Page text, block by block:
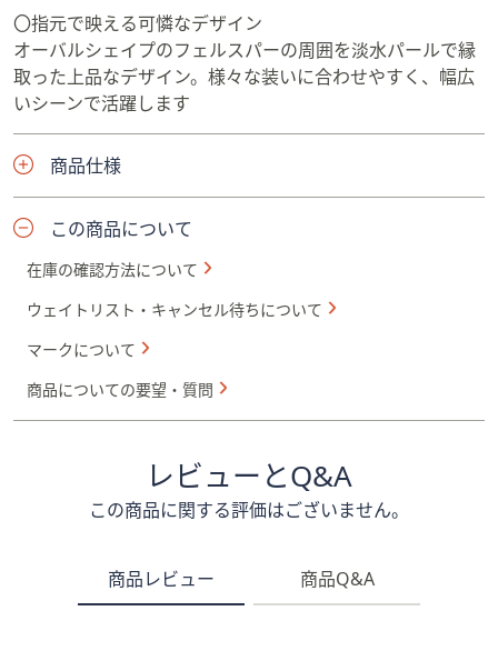
〇指元で映える可憐なデザイン
オーバルシェイプのフェルスパーの周囲を淡水パールで縁
取った上品なデザイン。様々な装いに合わせやすく、幅広
いシーンで活躍します
商品仕様
この商品について
在庫の確認方法について
ウェイトリスト・キャンセル待ちについて
マークについて
商品についての要望・質問
レビューとQ&A
この商品に関する評価はございません。
商品レビュー 商品Q&A